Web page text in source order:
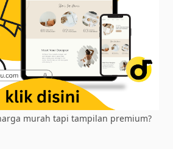
murah tapi tampilan premium?